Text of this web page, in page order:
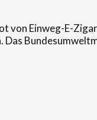
von Einweg-E-
Das